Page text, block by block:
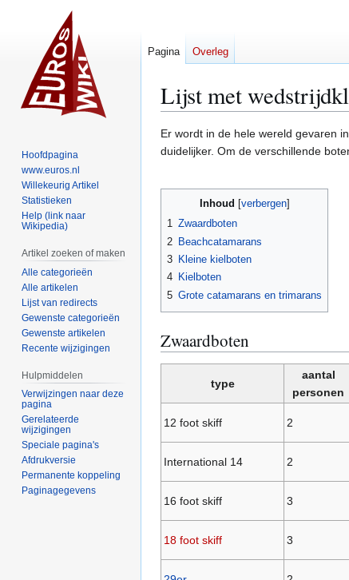
Lijst met
Naar
navigatie
Naar
zoeken
Er wordt in de hele wereld gevaren
duidelijker. Om de verschillende
Inhoud
1 Zwaardboten
2 Beachcatamarans
3 Kleine kielboten
4 Kielboten
5 Grote catamarans en trimarans
Zwaardboten
type
aantal
personen
12 foot skiff 2
International 14 2
16 foot skiff 3
18 foot skiff 3
Pagina Overleg
Hoofdpagina
www.euros.nl
Willekeurig Artikel
Statistieken
Help (link naar
Wikipedia)
Artikel zoeken of maken
Alle categorieën
Alle artikelen
Lijst van redirects
Gewenste categorieën
Gewenste artikelen
Recente wijzigingen
Hulpmiddelen
Verwijzingen naar deze
pagina
Gerelateerde
wijzigingen
Speciale pagina's
Afdrukversie
Permanente koppeling
Paginagegevens